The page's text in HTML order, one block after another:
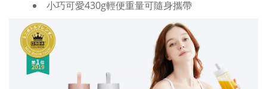
小巧可愛430g輕便重量可隨身攜帶